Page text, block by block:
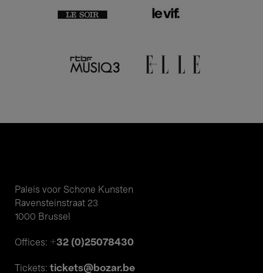
Paleis voor Schone Kunsten
Ravensteinstraat 23
1000 Brussel
Offices: +32 (0)25078430
Tickets: tickets@bozar.be